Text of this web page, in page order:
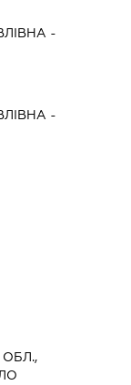
-
-
ОБЛ.,